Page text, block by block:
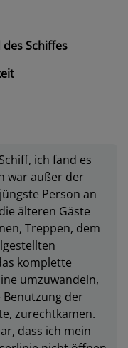
Schiffes
ich fand es
war außer der
Person an
älteren Gäste
Treppen, dem
komplette
umzuwandeln,
Benutzung der
zurechtkamen.
dass ich mein